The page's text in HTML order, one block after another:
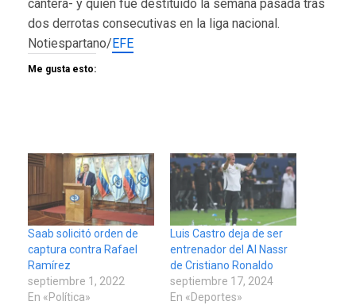
cantera- y quien fue destituido la semana pasada tras
dos derrotas consecutivas en la liga nacional.
Notiespartano/ EFE
Me gusta esto:
Saab solicitó orden de
captura contra Rafael
Ramírez
septiembre 1, 2022
En «Política»
Luis Castro deja de ser
entrenador del Al Nassr
de Cristiano Ronaldo
septiembre 17, 2024
En «Deportes»